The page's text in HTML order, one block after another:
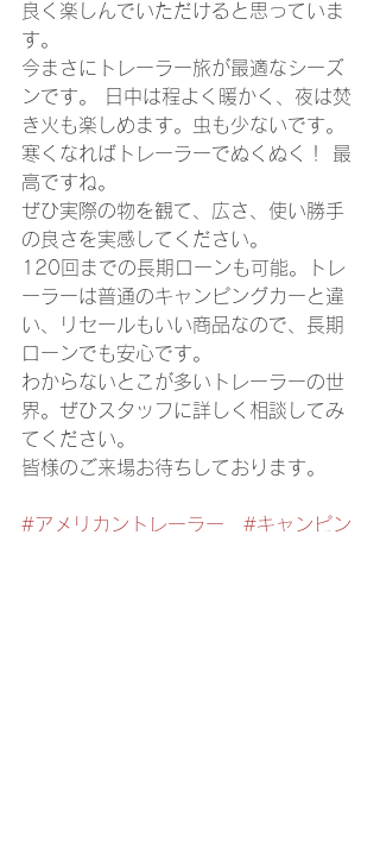
良く楽しんでいただけると思っていま
す。
今まさにトレーラー旅が最適なシーズ
ンです。 日中は程よく暖かく、夜は焚
き火も楽しめます。虫も少ないです。
寒くなればトレーラーでぬくぬく！ 最
高ですね。
ぜひ実際の物を観て、広さ、使い勝手
の良さを実感してください。
120回までの長期ローンも可能。トレ
ーラーは普通のキャンピングカーと違
い、リセールもいい商品なので、長期
ローンでも安心です。
わからないとこが多いトレーラーの世
界。ぜひスタッフに詳しく相談してみ
てください。
皆様のご来場お待ちしております。
#アメリカントレーラー
#キャンピン